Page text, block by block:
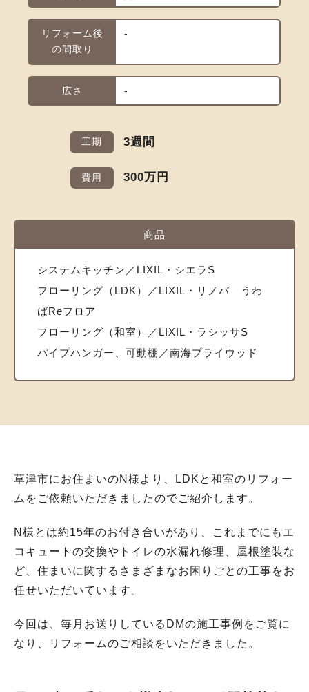
リフォーム後
の間取り
-
広さ -
工期 3週間
費用 300万円
商品
システムキッチン／LIXIL・シエラS
フローリング（LDK）／LIXIL・リノバ うわ
ばReフロア
フローリング（和室）／LIXIL・ラシッサS
パイプハンガー、可動棚／南海プライウッド
草津市にお住まいのN様より、LDKと和室のリフォー
ムをご依頼いただきましたのでご紹介します。
N様とは約15年のお付き合いがあり、これまでにもエ
コキュートの交換やトイレの水漏れ修理、屋根塗装な
ど、住まいに関するさまざまなお困りごとの工事をお
任せいただいています。
今回は、毎月お送りしているDMの施工事例をご覧に
なり、リフォームのご相談をいただきました。